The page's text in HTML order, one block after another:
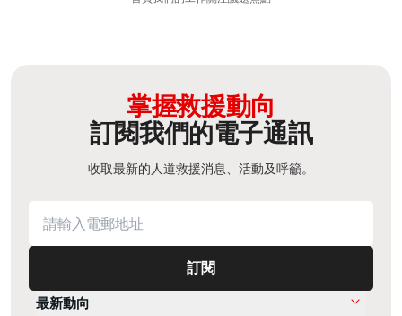
掌握救援動向
訂閱我們的電子通訊
收取最新的人道救援消息、活動及呼籲。
訂閱
最新動向